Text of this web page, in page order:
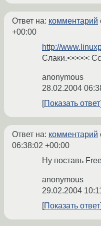
Ответ на: комментарий
+00:00
http://
Слаки.<<<<<
anonymous
28.02.2004
Показать ответ
Ответ на: комментарий
06:38:02 +00:00
Ну поставь
anonymous
29.02.2004
Показать ответ